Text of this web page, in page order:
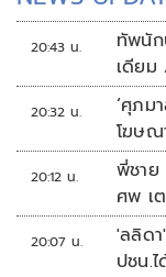
20:43 น.
ทัพนัก
เดียม
20:32 น.
‘ศุภม
โฆษณ
20:12 น.
พี่ชาย
ศพ เ
20:07 น.
'ลลิด
ปชน.